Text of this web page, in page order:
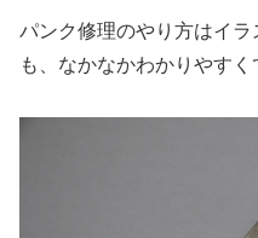
パンク修理のやり方はイ
も、なかなかわかりやすく